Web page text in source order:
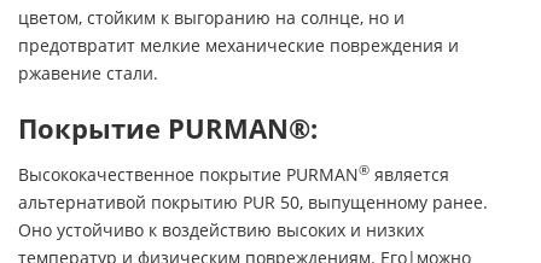
цветом, стойким к выгоранию на солнце, но и
предотвратит мелкие механические повреждения и
ржавение стали.
Покрытие PURMAN®:
Высококачественное покрытие PURMAN® является
альтернативой покрытию PUR 50, выпущенному ранее.
Оно устойчиво к воздействию высоких и низких
температур и физическим повреждениям. Его|можно